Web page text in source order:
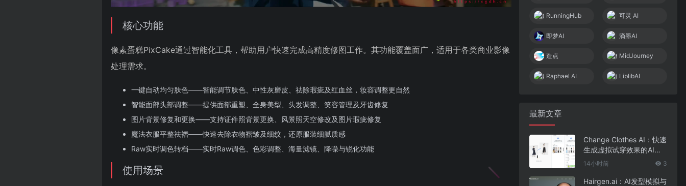
核心功能
像素蛋糕PixCake通过智能化工具，帮助用户快速完成高精度修图工作。其功能覆盖面广，适用于各类商业影像
处理需求。
一键自动均匀肤色——智能调节肤色、中性灰磨皮、祛除瑕疵及红血丝，妆容调整更自然
智能面部头部调整——提供面部重塑、全身美型、头发调整、笑容管理及牙齿修复
图片背景修复和更换——支持证件照背景更换、风景照天空修改及图片瑕疵修复
魔法衣服平整祛褶——快速去除衣物褶皱及细纹，还原服装细腻质感
Raw实时调色转档——实时Raw调色、色彩调整、海量滤镜、降噪与锐化功能
使用场景
RunningHub 可灵 AI
即梦AI 滴墨AI
造点 MidJourney
Raphael AI LiblibAI
最新文章
Change Clothes AI：快速
生成虚拟试穿效果的AI换
装工具
14小时前 3
Hairgen.ai：AI发型模拟与